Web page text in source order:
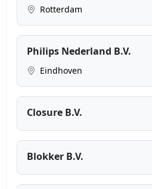
Rotterdam
Philips Nederland B.V.
Eindhoven
Closure B.V.
Blokker B.V.